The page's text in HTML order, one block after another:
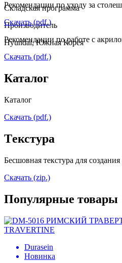
Складская программа
Производитель
Hyundai, Южная Корея
Рекомендации по уходу за
Скачать (pdf.)
Рекомендации по работе с
Скачать (pdf.)
Каталог
Каталог
Скачать (pdf.)
Tекстура
Бесшовная текстура для
Скачать (zip.)
Популярные товары
Durasein
Новинка